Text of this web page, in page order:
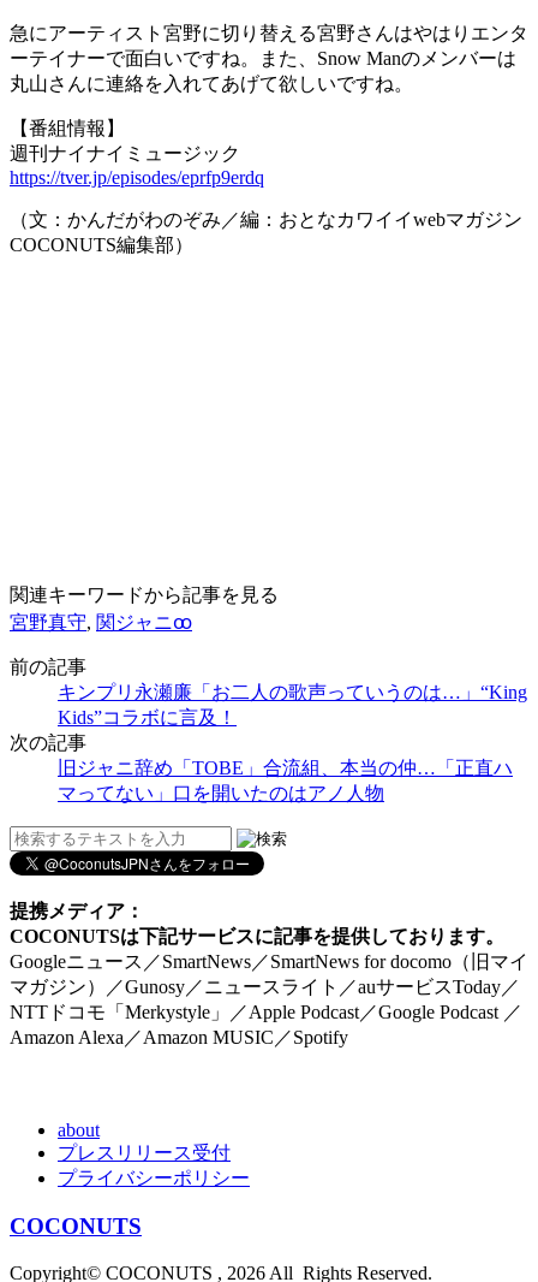
急にアーティスト宮野に切り替える宮野さんはやはりエンタ
ーテイナーで面白いですね。また、Snow Manのメンバーは
丸山さんに連絡を入れてあげて欲しいですね。
【番組情報】
週刊ナイナイミュージック
https://tver.jp/episodes/eprfp9erdq
（文：かんだがわのぞみ／編：おとなカワイイwebマガジン
COCONUTS編集部）
関連キーワードから記事を見る
宮野真守, 関ジャニꚙ
前の記事
キンプリ永瀬廉「お二人の歌声っていうのは…」“King
Kids”コラボに言及！
次の記事
旧ジャニ辞め「TOBE」合流組、本当の仲…「正直ハ
マってない」口を開いたのはアノ人物
提携メディア：
COCONUTSは下記サービスに記事を提供しております。
Googleニュース／SmartNews／SmartNews for docomo（旧マイ
マガジン）／Gunosy／ニュースライト／auサービスToday／
NTTドコモ「Merkystyle」／Apple Podcast／Google Podcast ／
Amazon Alexa／Amazon MUSIC／Spotify
about
プレスリリース受付
プライバシーポリシー
COCONUTS
Copyright© COCONUTS , 2026 All Rights Reserved.